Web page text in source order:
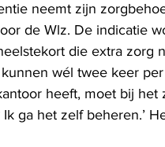
neemt zijn
de Wlz. De indicatie
die extra zorg
wél twee keer
heeft, moet bij het
ga het zelf beheren.’